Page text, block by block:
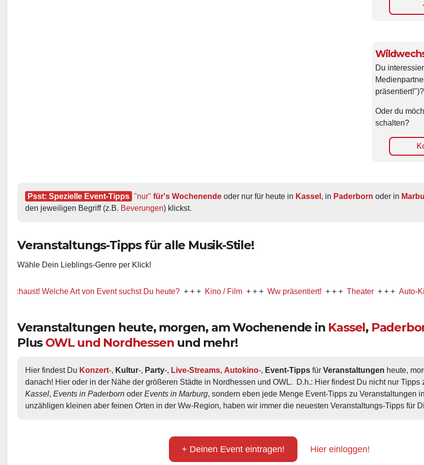
Du
präsentiert!")?
Oder du
schalten?
Psst: Spezielle Event-Tipps "nur" für's Wochenende oder nur für heute in Kassel , in Paderborn oder in
den jeweiligen Begriff (z.B. Beverungen) klickst.
Veranstaltungs-Tipps für alle Musik-Stile!
Wähle Dein Lieblings-Genre per Klick!
Welche Art von Event suchst Du heute? + + + Kino / Film + + + Ww präsentiert! + + + Theater + + + Auto-Kino + +
Veranstaltungen heute, morgen, am Wochenende in Kassel,
Plus OWL und Nordhessen und mehr!
Hier findest Du Konzert-, Kultur-, Party-, Live-Streams, Autokino-, Event-Tipps für Veranstaltungen heute,
danach! Hier oder in der Nähe der größeren Städte in Nordhessen und OWL.  D.h.: Hier findest Du nicht nur Tipps
Kassel, Events in Paderborn oder Events in Marburg, sondern eben jede Menge Event-Tipps zu Veranstaltungen
unzähligen kleinen aber feinen Orten in der Ww-Region, haben wir immer die neuesten Veranstaltungs-Tipps für
+ Deinen Event eintragen! Hier einloggen!